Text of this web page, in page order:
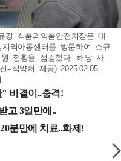
경 식품의약품안전처장은 대
역아동센터를 방문하여 소규
원 현황을 점검했다. 해당 사
=식약처 제공) 2025.02.05.